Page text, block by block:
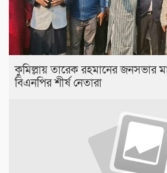
কুমিল্লায় তারেক রহমানের জনসভার
বিএনপির শীর্ষ নেতারা